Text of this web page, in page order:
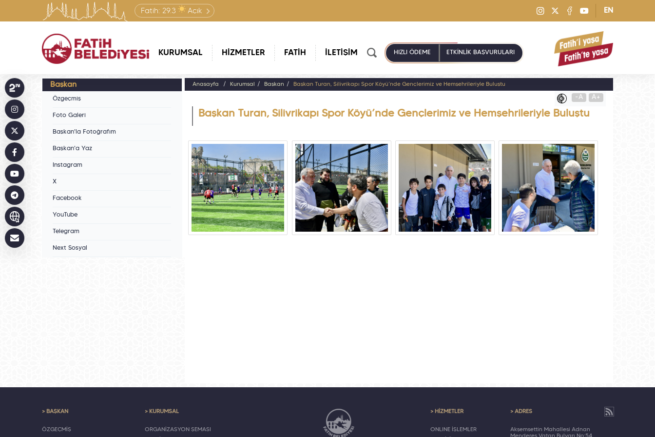
Fatih: 29.3 Açık EN
KURUMSAL HİZMETLER FATİH İLETİŞİM HIZLI ÖDEME ETKİNLİK BAŞVURULARI
Başkan
Özgeçmiş
Foto Galeri
Başkan'la Fotoğrafım
Başkan'a Yaz
Instagram
X
Facebook
YouTube
Telegram
Next Sosyal
Anasayfa Kurumsal Başkan Başkan Turan, Silivrikapı Spor Köyü’nde Gençlerimiz ve Hemşehrileriyle Buluştu
-A A+
Başkan Turan, Silivrikapı Spor Köyü’nde Gençlerimiz ve Hemşehrileriyle Buluştu
> BAŞKAN
ÖZGEÇMİŞ
> KURUMSAL
ORGANİZASYON ŞEMASI
> HİZMETLER
ONLINE İŞLEMLER
> ADRES
Akşemsettin Mahallesi Adnan
Menderes Vatan Bulvarı No:54